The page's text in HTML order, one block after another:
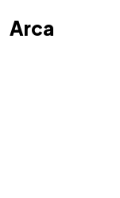
Arca
Arca